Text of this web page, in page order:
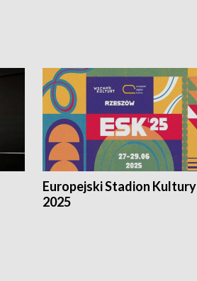
Europejski Stadion Kultury
2025